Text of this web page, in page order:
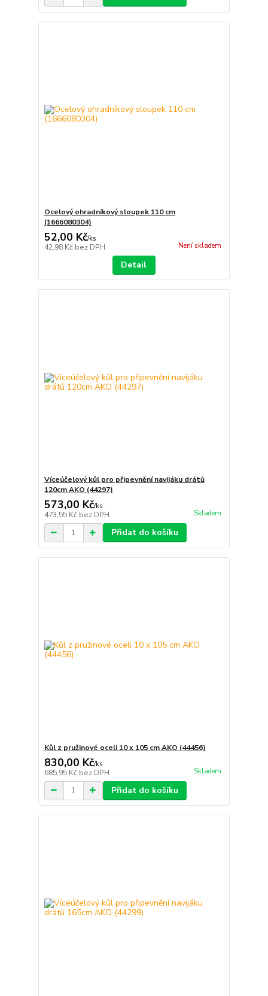
Ocelový ohradníkový sloupek 110 cm
(1666080304)
52,00 Kč/ks
42,98 Kč bez DPH Není skladem
Detail
Víceúčelový kůl pro připevnění navijáku drátů
120cm AKO (44297)
573,00 Kč/ks
473,55 Kč bez DPH Skladem
Přidat do košíku
Kůl z pružinové oceli 10 x 105 cm AKO (44456)
830,00 Kč/ks
685,95 Kč bez DPH Skladem
Přidat do košíku